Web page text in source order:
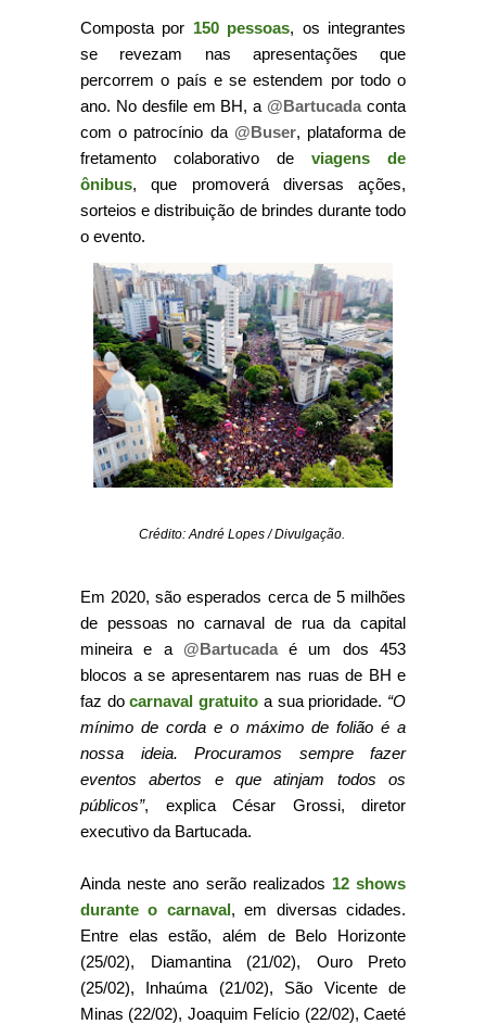
Composta por 150 pessoas, os integrantes
se revezam nas apresentações que
percorrem o país e se estendem por todo o
ano. No desfile em BH, a @Bartucada conta
com o patrocínio da @Buser, plataforma de
fretamento colaborativo de viagens de
ônibus, que promoverá diversas ações,
sorteios e distribuição de brindes durante todo
o evento.
Crédito: André Lopes / Divulgação.
Em 2020, são esperados cerca de 5 milhões
de pessoas no carnaval de rua da capital
mineira e a @Bartucadaé um dos 453
blocos a se apresentarem nas ruas de BH e
faz docarnaval gratuito a sua prioridade. “O
mínimo de corda e o máximo de folião é a
nossa ideia. Procuramos sempre fazer
eventos abertos e que atinjam todos os
públicos”, explica César Grossi, diretor
executivo da Bartucada.
Ainda neste ano serão realizados 12 shows
durante o carnaval, em diversas cidades.
Entre elas estão, além de Belo Horizonte
(25/02), Diamantina (21/02), Ouro Preto
(25/02), Inhaúma (21/02), São Vicente de
Minas (22/02), Joaquim Felício (22/02), Caeté